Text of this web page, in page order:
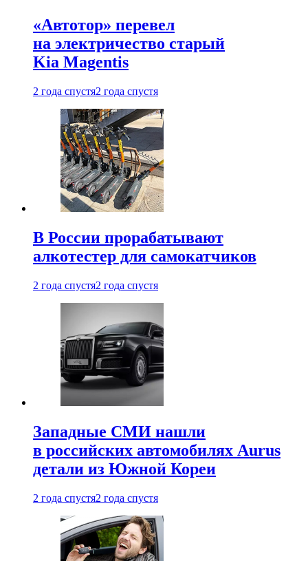
«Автотор» перевел
на электричество старый
Kia Magentis
2 года спустя2 года спустя
В России прорабатывают
алкотестер для самокатчиков
2 года спустя2 года спустя
Западные СМИ нашли
в российских автомобилях Aurus
детали из Южной Кореи
2 года спустя2 года спустя